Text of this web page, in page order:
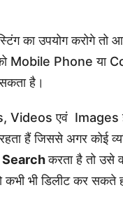
का उपयोग करोगे तो
Mobile Phone या
है।
Videos एवं Images
हैं जिससे अगर कोई
Searchकरता है तो उसे
कभी भी डिलीट कर सकते